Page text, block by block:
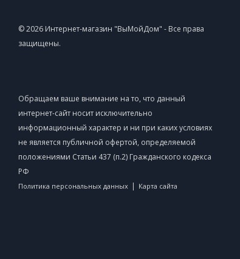
© 2026 Интернет-магазин "ВыМойДом" - Все права
защищены.
Обращаем ваше внимание на то, что данный
интернет-сайт носит исключительно
информационный характер и ни при каких условиях
не является публичной офертой, определяемой
положениями Статьи 437 (п.2) Гражданского кодекса
РФ
Политика персональных данных | Карта сайта